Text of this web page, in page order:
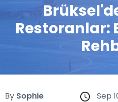
Restoranlar:
By Sophie
Sep